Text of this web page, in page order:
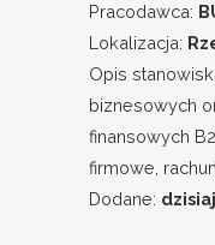
Pracodawca:
Lokalizacja:
Opis
biznesowych
finansowych
firmowe,
Dodane: dzisiaj